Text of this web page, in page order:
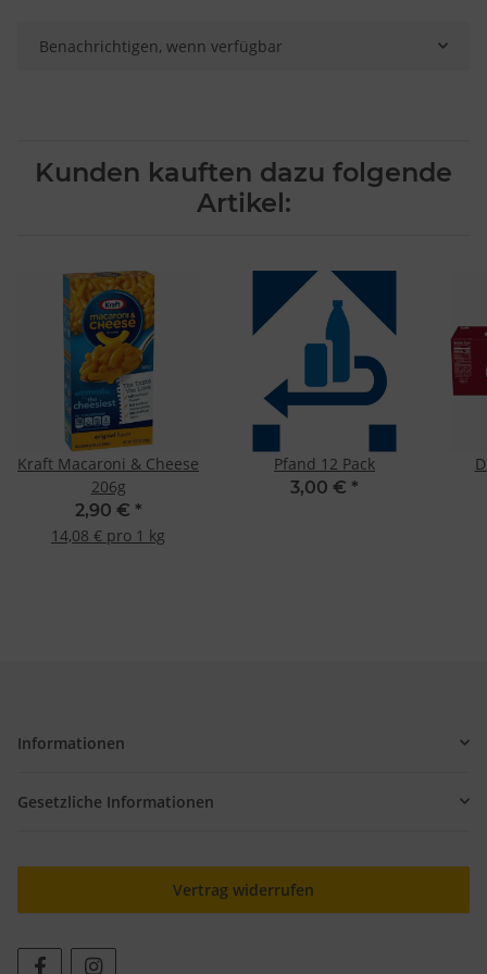
Benachrichtigen, wenn verfügbar
Kunden kauften dazu folgende
Artikel:
Kraft Macaroni & Cheese
206g
2,90 € *
14,08 € pro 1 kg
Pfand 12 Pack
3,00 € *
Informationen
Gesetzliche Informationen
Vertrag widerrufen